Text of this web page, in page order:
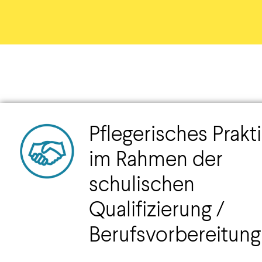
Pflegerisches
im Rahmen der
schulischen
Qualifizierung /
Berufsvorbereitung